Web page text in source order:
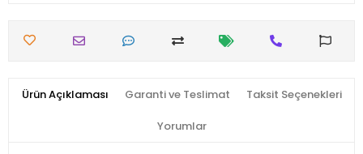
Ürün Açıklaması Garanti ve Teslimat Taksit Seçenekleri
Yorumlar